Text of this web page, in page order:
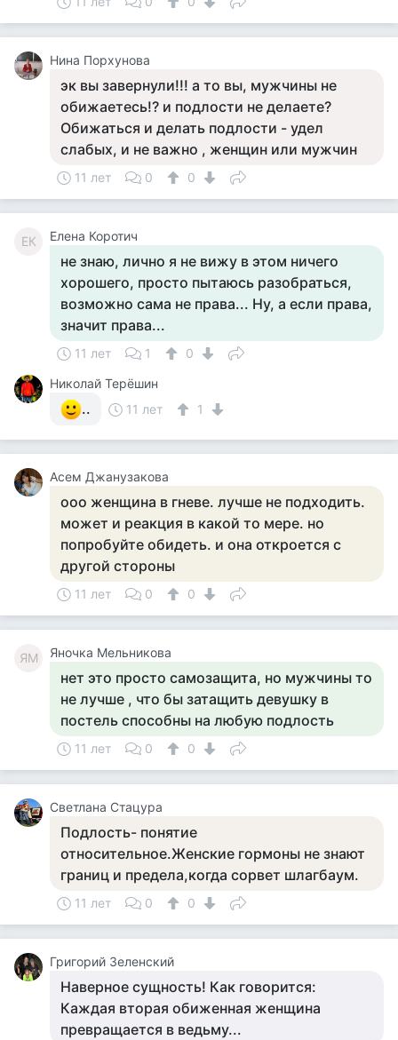
Нина Порхунова
эк вы завернули!!! а то вы, мужчины не
обижаетесь!? и подлости не делаете?
Обижаться и делать подлости - удел
слабых, и не важно , женщин или мужчин
11 лет 0 0
ЕК Елена Коротич
не знаю, лично я не вижу в этом ничего
хорошего, просто пытаюсь разобраться,
возможно сама не права... Ну, а если права,
значит права...
11 лет 1
0
Николай Терёшин
.. 11 лет 1
Асем Джанузакова
ооо женщина в гневе. лучше не подходить.
может и реакция в какой то мере. но
попробуйте обидеть. и она откроется с
другой стороны
11 лет 0 0
ЯМ Яночка Мельникова
нет это просто самозащита, но мужчины то
не лучше , что бы затащить девушку в
постель способны на любую подлость
11 лет 0 0
Светлана Стацура
Подлость- понятие
относительное.Женские гормоны не знают
границ и предела,когда сорвет шлагбаум.
11 лет 0 0
Григорий Зеленский
Наверное сущность! Как говорится:
Каждая вторая обиженная женщина
превращается в ведьму...